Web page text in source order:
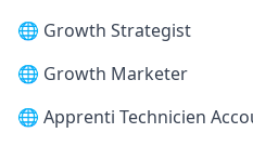
🌐 Growth Strategist
🌐 Growth Marketer
🌐 Apprenti Technicien